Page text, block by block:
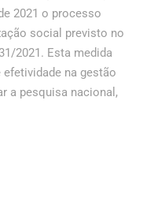
2021 o processo
social previsto no
2021. Esta medida
na gestão
a pesquisa nacional,